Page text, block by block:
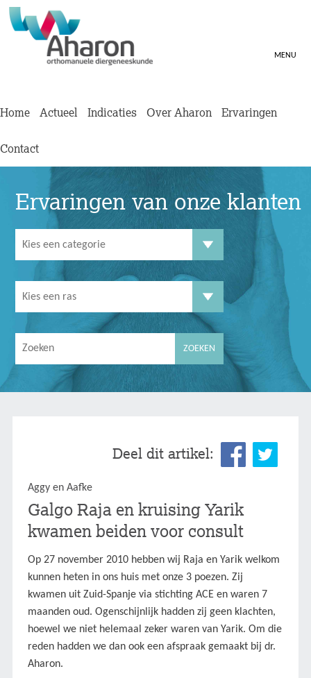
MENU
Home Actueel Indicaties Over Aharon Ervaringen
Contact
Ervaringen van onze klanten
Deel dit artikel:
Aggy en Aafke
Galgo Raja en kruising Yarik
kwamen beiden voor consult
Op 27 november 2010 hebben wij Raja en Yarik welkom
kunnen heten in ons huis met onze 3 poezen. Zij
kwamen uit Zuid-Spanje via stichting ACE en waren 7
maanden oud. Ogenschijnlijk hadden zij geen klachten,
hoewel we niet helemaal zeker waren van Yarik. Om die
reden hadden we dan ook een afspraak gemaakt bij dr.
Aharon.